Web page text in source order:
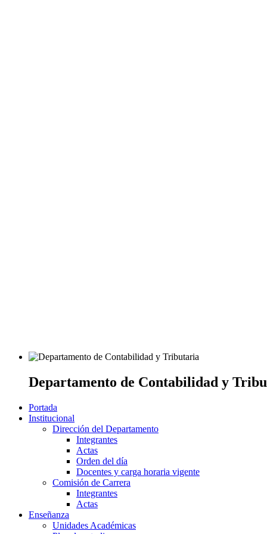
Departamento de Contabilidad y
Portada
Institucional
Dirección del Departamento
Integrantes
Actas
Orden del día
Docentes y carga horaria vigente
Comisión de Carrera
Integrantes
Actas
Enseñanza
Unidades Académicas